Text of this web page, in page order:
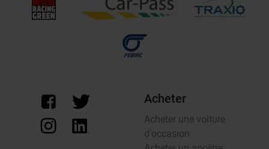
Acheter
Acheter une voiture
d'occasion